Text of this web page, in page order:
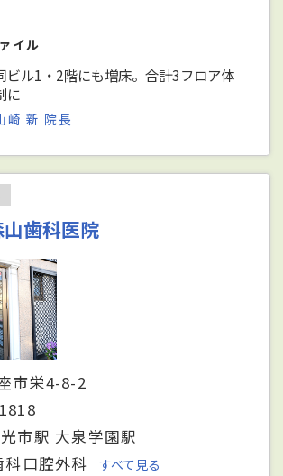
イル
ビル1・2階にも増床。合計3フロア体
に
崎 新 院長
歯科医院
市栄4-8-2
市駅 大泉学園駅
科口腔外科 すべて見る